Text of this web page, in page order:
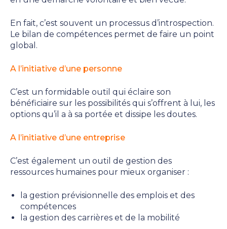
En fait, c’est souvent un processus d’introspection.
Le bilan de compétences permet de faire un point
global.
A l’initiative d’une personne
C’est un formidable outil qui éclaire son
bénéficiaire sur les possibilités qui s’offrent à lui, les
options qu’il a à sa portée et dissipe les doutes.
A l’initiative d’une entreprise
C’est également un outil de gestion des
ressources humaines pour mieux organiser :
la gestion prévisionnelle des emplois et des
compétences
la gestion des carrières et de la mobilité